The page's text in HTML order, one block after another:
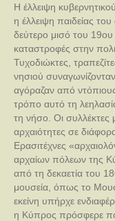
Η έλλειψη
η έλλειψη παιδείας
δεύτερο μισό του
καταστροφές στην
Τυχοδιώκτες,
νησιού
αγόραζαν από
τρόπο αυτό τη
τη νήσο. Οι συλλέκτες
αρχαιότητες σε
Ερασιτέχνες
αρχαίων πόλεων της
από τη δεκαετία του
μουσεία, όπως το
εκείνη υπήρχε
η Κύπρος πρόσφερε